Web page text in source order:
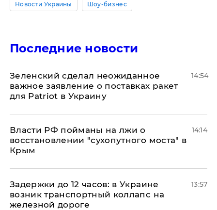
Новости Украины Шоу-бизнес
Последние новости
Зеленский сделал неожиданное
важное заявление о поставках ракет
для Patriot в Украину
14:54
Власти РФ пойманы на лжи о
восстановлении "сухопутного моста" в
Крым
14:14
Задержки до 12 часов: в Украине
возник транспортный коллапс на
железной дороге
13:57